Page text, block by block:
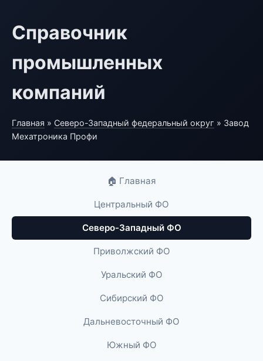
Справочник
промышленных
компаний
Главная » Северо-Западный федеральный округ » Завод
Мехатроника Профи
🏠 Главная
Центральный ФО
Северо-Западный ФО
Приволжский ФО
Уральский ФО
Сибирский ФО
Дальневосточный ФО
Южный ФО